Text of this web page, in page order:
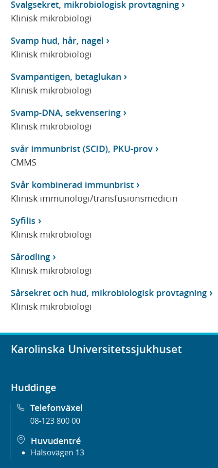
Svalgsekret, mikrobiologisk provtagning
Klinisk mikrobiologi
Svamp hud, hår, nagel
Klinisk mikrobiologi
Svampantigen, betaglukan
Klinisk mikrobiologi
Svamp-DNA, sekvensering
Klinisk mikrobiologi
svår immunbrist (SCID), PKU-prov
CMMS
Svår kombinerad immunbrist
Klinisk immunologi/transfusionsmedicin
Syfilis
Klinisk mikrobiologi
Sårodling
Klinisk mikrobiologi
Sårsekret och hud, mikrobiologisk provtagning
Klinisk mikrobiologi
Karolinska Universitetssjukhuset
Huddinge
Telefonväxel
08-123 800 00
Huvudentré
Hälsovägen 13